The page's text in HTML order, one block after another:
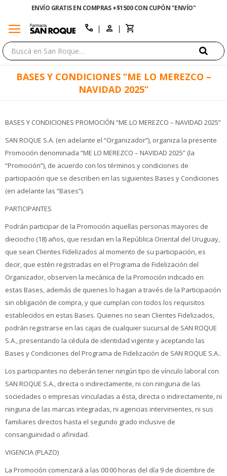
ENVÍO GRATIS EN COMPRAS +$1500 CON CUPÓN "ENVÍO"
menu call
BASES Y CONDICIONES “ME LO MEREZCO –
NAVIDAD 2025”
BASES Y CONDICIONES PROMOCIÓN “ME LO MEREZCO – NAVIDAD 2025”
SAN ROQUE S.A. (en adelante el “Organizador”), organiza la presente
Promoción denominada “ME LO MEREZCO – NAVIDAD 2025” (la
“Promoción”), de acuerdo con los términos y condiciones de
participación que se describen en las siguientes Bases y Condiciones
(en adelante las “Bases”).
PARTICIPANTES
Podrán participar de la Promoción aquellas personas mayores de
dieciocho (18) años, que residan en la República Oriental del Uruguay,
que sean Clientes Fidelizados al momento de su participación, es
decir, que estén registradas en el Programa de Fidelización del
Organizador, observen la mecánica de la Promoción indicado en
estas Bases, además de quienes lo hagan a través de la Participación
sin obligación de compra, y que cumplan con todos los requisitos
establecidos en estas Bases. Quienes no sean Clientes Fidelizados,
podrán registrarse en las cajas de cualquier sucursal de SAN ROQUE
S.A., presentando la cédula de identidad vigente y aceptando las
Bases y Condiciones del Programa de Fidelización de SAN ROQUE S.A..
Los participantes no deberán tener ningún tipo de vínculo laboral con
SAN ROQUE S.A., directa o indirectamente, ni con ninguna de las
sociedades o empresas vinculadas a ésta, directa o indirectamente, ni
ninguna de las marcas integradas, ni agencias intervinientes, ni sus
familiares directos hasta el segundo grado inclusive de
consanguinidad o afinidad.
VIGENCIA (PLAZO)
La Promoción comenzará a las 00:00 horas del día 9 de diciembre de
close